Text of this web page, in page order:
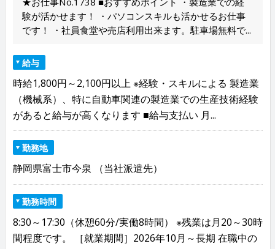
験が活かせます！ ・パソコンスキルも活かせるお仕事
です！ ・社員食堂や売店利用出来ます。駐車場無料で...
給与
時給1,800円～2,100円以上 ※経験・スキルによる 製造業
（機械系）、特に自動車関連の製造業での生産技術経験
があると給与が高くなります ■給与支払い 月...
勤務地
静岡県富士市今泉 （当社派遣先）
勤務時間
8:30～17:30（休憩60分/実働8時間） ※残業は月20～30時
間程度です。 ［就業期間］2026年10月～長期 在職中の